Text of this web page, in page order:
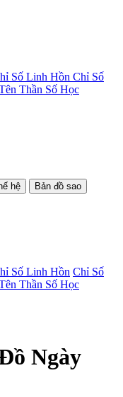
Số Linh Hồn Chỉ Số
Thần Số Học
hệ
Bản đồ sao
Số Linh Hồn Chỉ Số
Thần Số Học
Ngày